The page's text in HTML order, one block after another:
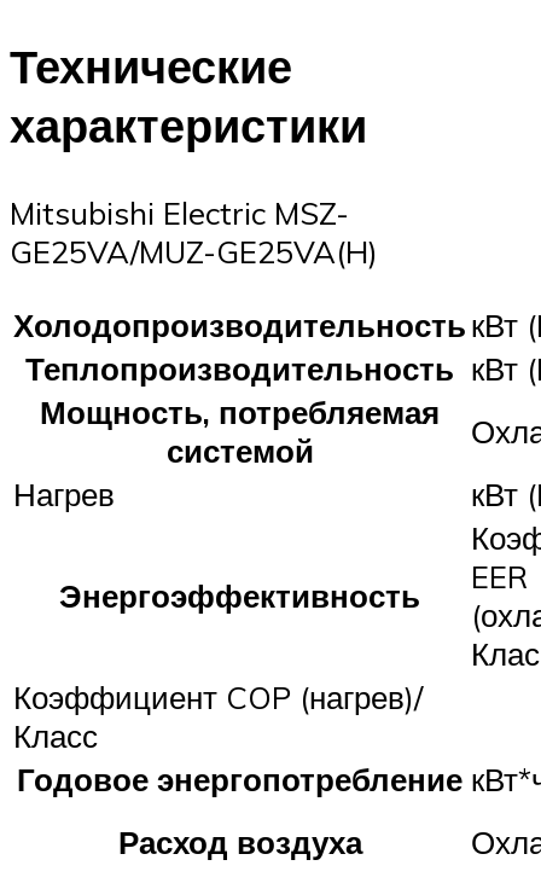
Технические
характеристики
Mitsubishi Electric MSZ-
GE25VA/MUZ-GE25VA(H)
ХолодопроизводительностькВт
Теплопроизводительность кВт
Мощность, потребляемая
системой
Нагрев
кВт
Энергоэффективность
EER
Коэффициент COP (нагрев)/
Класс
Годовое энергопотребление
Расход воздуха